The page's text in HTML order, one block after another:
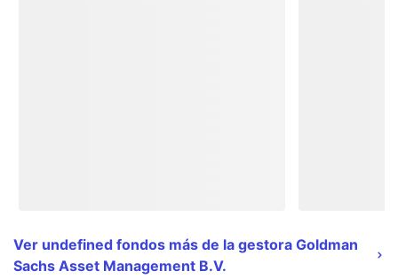
Ver undefined fondos más de la gestora Goldman
Sachs Asset Management B.V.